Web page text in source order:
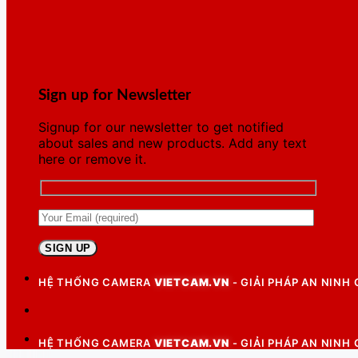
Sign up for Newsletter
Signup for our newsletter to get notified
about sales and new products. Add any text
here or remove it.
HỆ THỐNG CAMERA VIETCAM.VN - GIẢI PHÁP AN NINH
HỆ THỐNG CAMERA VIETCAM.VN - GIẢI PHÁP AN NINH